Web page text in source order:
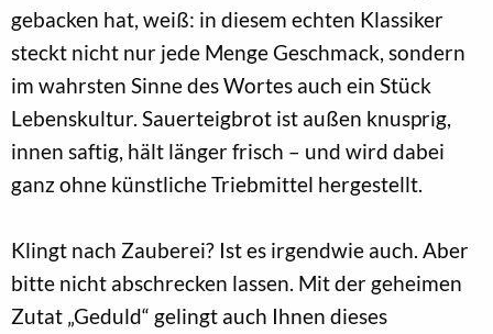
gebacken hat, weiß: in diesem echten Klassiker
steckt nicht nur jede Menge Geschmack, sondern
im wahrsten Sinne des Wortes auch ein Stück
Lebenskultur. Sauerteigbrot ist außen knusprig,
innen saftig, hält länger frisch – und wird dabei
ganz ohne künstliche Triebmittel hergestellt.
Klingt nach Zauberei? Ist es irgendwie auch. Aber
bitte nicht abschrecken lassen. Mit der geheimen
Zutat „Geduld“ gelingt auch Ihnen dieses